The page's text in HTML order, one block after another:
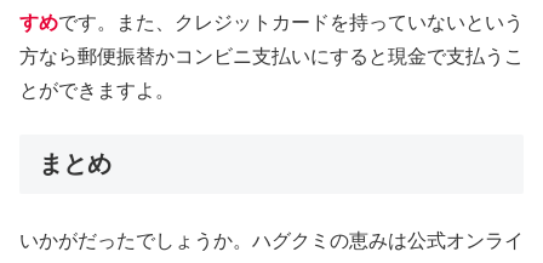
すめです。また、クレジットカードを持っていないという
方なら郵便振替かコンビニ支払いにすると現金で支払うこ
とができますよ。
まとめ
いかがだったでしょうか。ハグクミの恵みは公式オンライ